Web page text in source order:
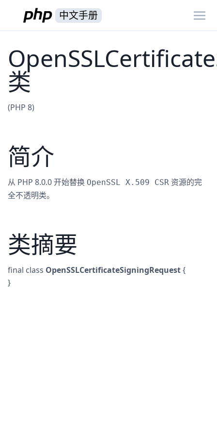
中文手册
类
(PHP 8)
简介
从 PHP 8.0.0 开始替换 OpenSSL X.509 CSR 资源的完
全不透明类。
类摘要
final class OpenSSLCertificateSigningRequest{
}